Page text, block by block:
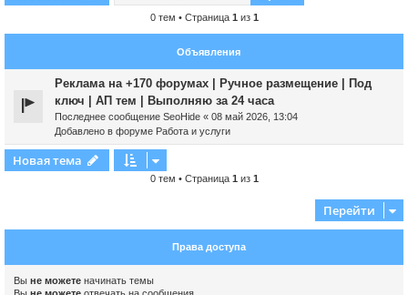
0 тем • Страница 1 из 1
Объявления
Реклама на +170 форумах | Ручное размещение | Под
ключ | АП тем | Выполняю за 24 часа
Последнее сообщение SeoHide « 08 май 2026, 13:04
Добавлено в форуме Работа и услуги
Новая тема
0 тем • Страница 1 из 1
Перейти
Права доступа
Вы не можете начинать темы